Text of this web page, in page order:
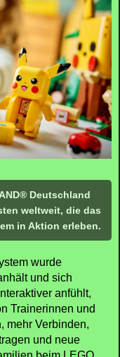
Deutschland
weltweit, die das
in Aktion erleben.
wurde
und sich
anfühlt,
Trainerinnen und
mehr Verbinden,
und neue